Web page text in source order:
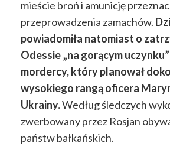
mieście broń i amunicję
przeprowadzenia zamachów.
powiadomiła natomiast o
Odessie „na gorącym
mordercy, który planował
wysokiego rangą oficera
Ukrainy.Według śledczych
zwerbowany przez Rosjan
państw bałkańskich.